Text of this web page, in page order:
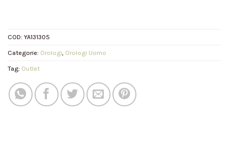
COD: YA131305
Categorie: Orologi Orologi Uomo
Tag: Outlet